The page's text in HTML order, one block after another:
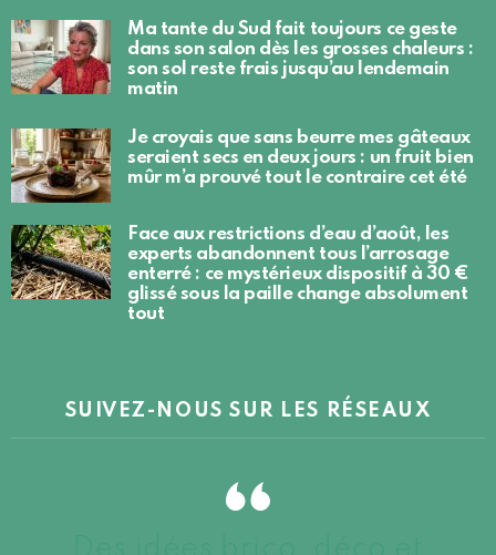
Ma tante du Sud fait toujours ce geste
dans son salon dès les grosses chaleurs :
son sol reste frais jusqu’au lendemain
matin
Je croyais que sans beurre mes gâteaux
seraient secs en deux jours : un fruit bien
mûr m’a prouvé tout le contraire cet été
Face aux restrictions d’eau d’août, les
experts abandonnent tous l’arrosage
enterré : ce mystérieux dispositif à 30 €
glissé sous la paille change absolument
tout
SUIVEZ-NOUS SUR LES RÉSEAUX